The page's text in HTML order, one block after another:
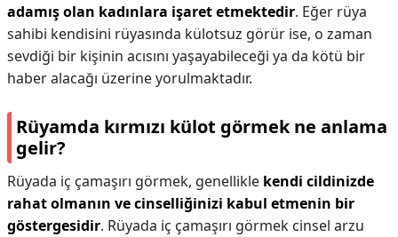
adamış olan kadınlara işaret etmektedir. Eğer rüya
sahibi kendisini rüyasında külotsuz görür ise, o zaman
sevdiği bir kişinin acısını yaşayabileceği ya da kötü bir
haber alacağı üzerine yorulmaktadır.
Rüyamda kırmızı külot görmek ne anlama
gelir?
Rüyada iç çamaşırı görmek, genellikle kendi cildinizde
rahat olmanın ve cinselliğinizi kabul etmenin bir
göstergesidir. Rüyada iç çamaşırı görmek cinsel arzu